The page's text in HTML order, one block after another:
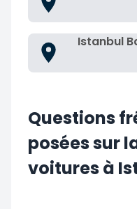
Istanbul
Questions
posées sur
voitures à